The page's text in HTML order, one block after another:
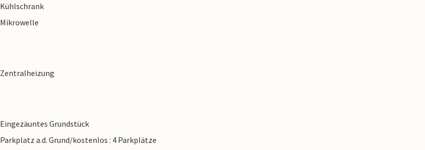
Kühlschrank
Mikrowelle
Zentralheizung
Eingezäuntes Grundstück
Parkplatz a.d. Grund/kostenlos : 4 Parkplätze